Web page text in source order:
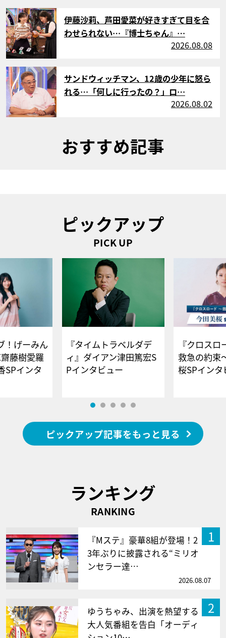
サムネイル
伊藤沙莉、芦田愛菜が好きすぎて目を合
わせられない…『博士ちゃん』…
2026.08.08
サムネイル
サンドウィッチマン、12歳の少年に怒ら
れる…「何しに行ったの？」ロ…
2026.08.02
おすすめ記事
ピックアップ
PICK UP
！げーみん
藤樹愛羅
SPインタ
『タイムトラベルダデ
ィ』ダイアン津田篤宏S
Pインタビュー
『クロス
救急の約束
桜SPイ
ピックアップ記事をもっと見る
ランキング
RANKING
1
『Mステ』豪華8組が登場！2
3年ぶりに披露される“ミリオ
ンセラー達…
2026.08.07
2
ゆうちゃみ、出演を熱望する
大人気番組を告白「オーディ